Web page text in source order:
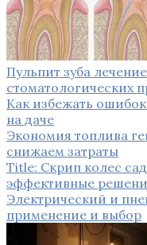
Пульпит зуба
стоматологических
Как избежать
на даче
Экономия топлива
снижаем затраты
Title: Скрип колес
эффективные
Электрический и
применение и выбор